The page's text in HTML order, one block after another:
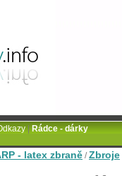
- latex zbraně /Zbroje
|Rádce - dárky